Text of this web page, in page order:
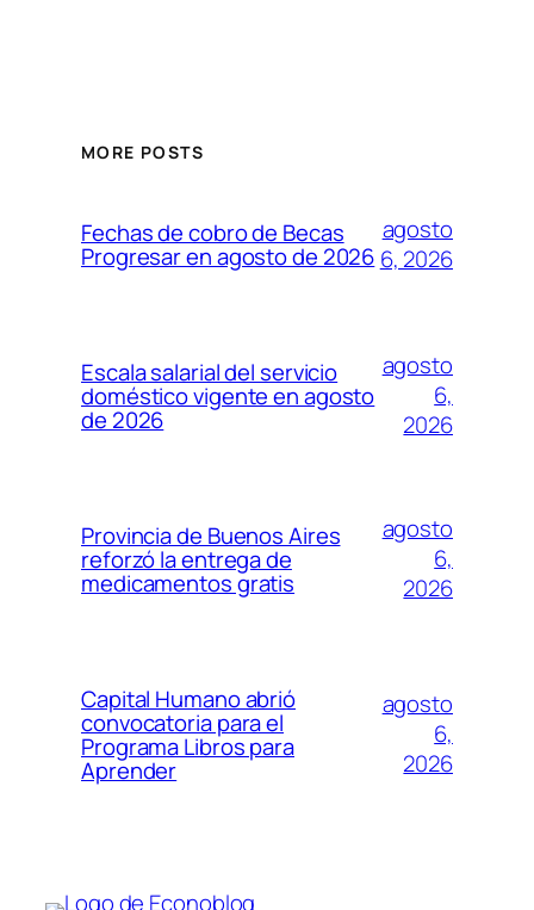
MORE POSTS
Fechas de cobro de Becas
Progresar en agosto de 2026
agosto
6, 2026
Escala salarial del servicio
doméstico vigente en agosto
de 2026
agosto
6,
2026
Provincia de Buenos Aires
reforzó la entrega de
medicamentos gratis
agosto
6,
2026
Capital Humano abrió
convocatoria para el
Programa Libros para
Aprender
agosto
6,
2026